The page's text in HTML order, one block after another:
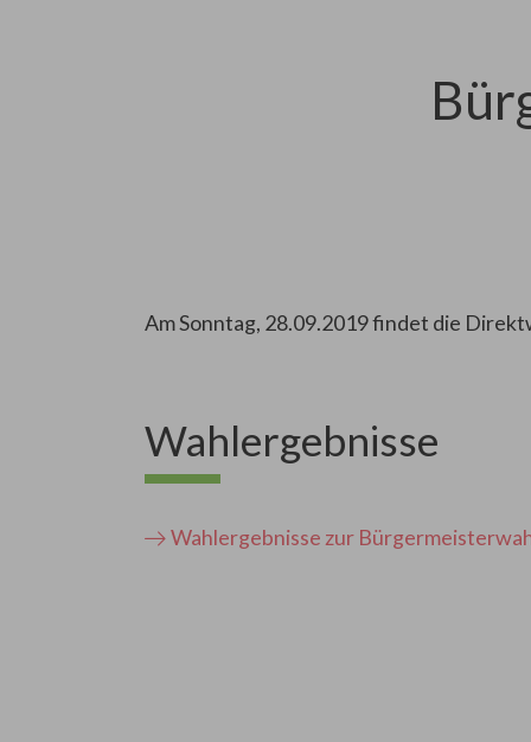
Am Sonntag, 28.09.2019 findet die
Wahlergebnisse
Wahlergebnisse zur